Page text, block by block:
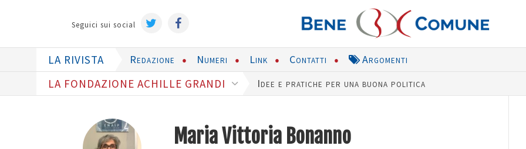
Seguici sui social
LA RIVISTA Redazione Numeri Link Contatti Argomenti
LA FONDAZIONE ACHILLE GRANDI Idee e pratiche per una buona politica
Maria Vittoria Bonanno